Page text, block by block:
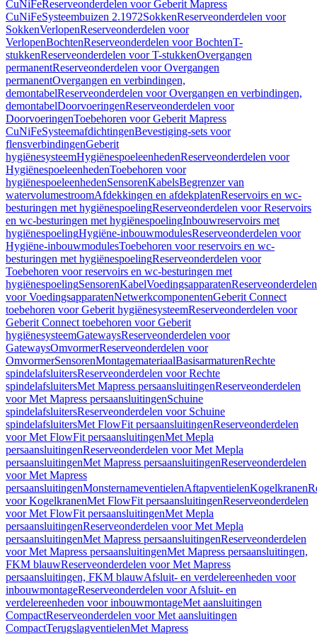
CuNiFeReserveonderdelen voor Geberit Mapress
CuNiFeSysteembuizen 2.1972SokkenReserveonderdelen voor
SokkenVerlopenReserveonderdelen voor
VerlopenBochtenReserveonderdelen voor BochtenT-
stukkenReserveonderdelen voor T-stukkenOvergangen
permanentReserveonderdelen voor Overgangen
permanentOvergangen en verbindingen,
demontabelReserveonderdelen voor Overgangen en verbindingen,
demontabelDoorvoeringenReserveonderdelen voor
DoorvoeringenToebehoren voor Geberit Mapress
CuNiFeSysteemafdichtingenBevestiging-sets voor
flensverbindingenGeberit
hygiënesysteemHygiënespoeleenhedenReserveonderdelen voor
HygiënespoeleenhedenToebehoren voor
hygiënespoeleenhedenSensorenKabelsBegrenzer van
watervolumestroomAfdekkingen en afdekplatenReservoirs en wc-
besturingen met hygiënespoelingReserveonderdelen voor Reservoirs
en wc-besturingen met hygiënespoelingInbouwreservoirs met
hygiënespoelingHygiëne-inbouwmodulesReserveonderdelen voor
Hygiëne-inbouwmodulesToebehoren voor reservoirs en wc-
besturingen met hygiënespoelingReserveonderdelen voor
Toebehoren voor reservoirs en wc-besturingen met
hygiënespoelingSensorenKabelVoedingsapparatenReserveonderdelen
voor VoedingsapparatenNetwerkcomponentenGeberit Connect
toebehoren voor Geberit hygiënesysteemReserveonderdelen voor
Geberit Connect toebehoren voor Geberit
hygiënesysteemGatewaysReserveonderdelen voor
GatewaysOmvormerReserveonderdelen voor
OmvormerSensorenMontagemateriaalBasisarmaturenRechte
spindelafsluitersReserveonderdelen voor Rechte
spindelafsluitersMet Mapress persaansluitingenReserveonderdelen
voor Met Mapress persaansluitingenSchuine
spindelafsluitersReserveonderdelen voor Schuine
spindelafsluitersMet FlowFit persaansluitingenReserveonderdelen
voor Met FlowFit persaansluitingenMet Mepla
persaansluitingenReserveonderdelen voor Met Mepla
persaansluitingenMet Mapress persaansluitingenReserveonderdelen
voor Met Mapress
persaansluitingenMonsternameventielenAftapventielenKogelkranen
voor KogelkranenMet FlowFit persaansluitingenReserveonderdelen
voor Met FlowFit persaansluitingenMet Mepla
persaansluitingenReserveonderdelen voor Met Mepla
persaansluitingenMet Mapress persaansluitingenReserveonderdelen
voor Met Mapress persaansluitingenMet Mapress persaansluitingen,
FKM blauwReserveonderdelen voor Met Mapress
persaansluitingen, FKM blauwAfsluit- en verdelereenheden voor
inbouwmontageReserveonderdelen voor Afsluit- en
verdelereenheden voor inbouwmontageMet aansluitingen
CompactReserveonderdelen voor Met aansluitingen
CompactTerugslagventielenMet Mapress